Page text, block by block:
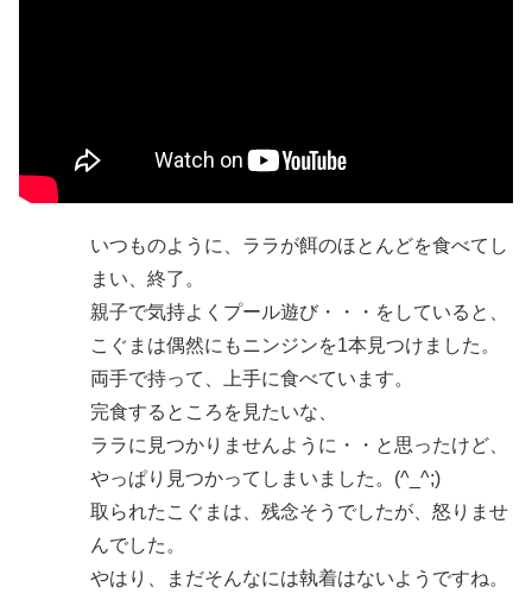
いつものように、ララが餌のほとんどを食べてし
まい、終了。
親子で気持よくプール遊び・・・をしていると、
こぐまは偶然にもニンジンを1本見つけました。
両手で持って、上手に食べています。
完食するところを見たいな、
ララに見つかりませんように・・と思ったけど、
やっぱり見つかってしまいました。(^_^;)
取られたこぐまは、残念そうでしたが、怒りませ
んでした。
やはり、まだそんなには執着はないようですね。